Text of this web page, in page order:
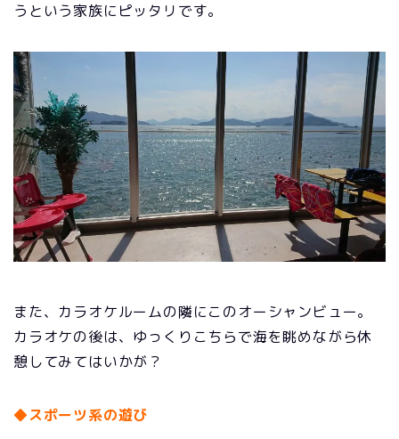
うという家族にピッタリです。
また、カラオケルームの隣にこのオーシャンビュー。
カラオケの後は、ゆっくりこちらで海を眺めながら休
憩してみてはいかが？
◆スポーツ系の遊び